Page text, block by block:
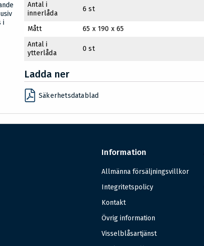
i
Antal i
innerlåda
6 st
Mått
65 x 190 x 65
Antal i
ytterlåda
0 st
Ladda ner
Säkerhetsdatablad
Information
Allmänna försäljningsvillkor
Integritetspolicy
Kontakt
Övrig information
Visselblåsartjänst